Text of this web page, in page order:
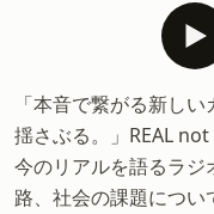
「本音で繋がる新し
揺さぶる。」REAL
今のリアルを語るラジ
路、社会の課題につ